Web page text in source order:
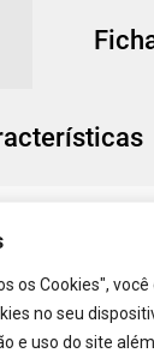
os Cookies",
no seu
e uso do site
Quick-Step
contra
Uniclic para